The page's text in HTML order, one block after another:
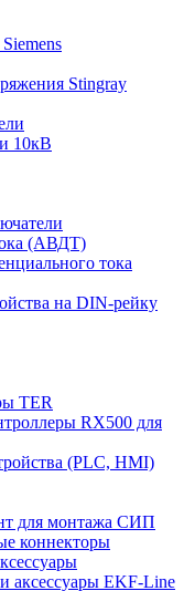
Stingray
10кВ
(АВДТ)
тока
на DIN-рейку
TER
RX500 для
(PLC, HMI)
для монтажа СИП
коннекторы
аксессуары EKF-Line